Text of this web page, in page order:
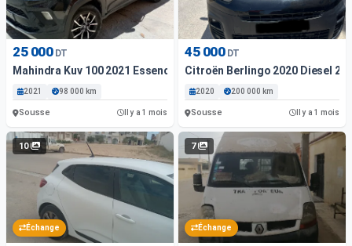
25 000 DT
Mahindra Kuv 100 2021 Essence 98 Km Sousse
2021 98 000 km
Sousse Il y a 1 mois
45 000 DT
Citroën Berlingo 2020 Diesel
2020 200 000 km
Sousse Il y a 1 mois
10
Échange
7
Échange